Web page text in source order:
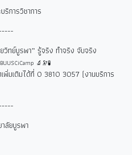
การวิชาการ
ทย์บูรพา” รู้จริง ทำจริง จับจริง
🔬🔭🧪
พิ่มเติมได้ที่ 0 3810 3057 (งานบริการ
ลัยบูรพา